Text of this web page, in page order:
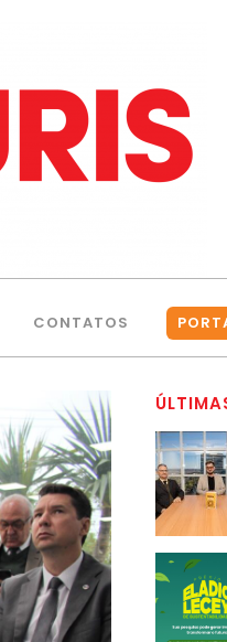
CONTATOS